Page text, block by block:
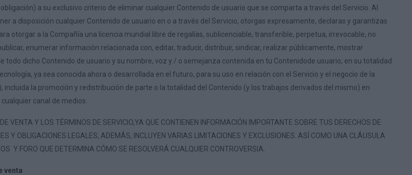
a su exclusivo criterio de eliminar cualquier Contenido de usuario que se comparta a través del Servicio. Al
a disposición cualquier Contenido de usuario en o a través del Servicio, otorgas expresamente, declaras y garantizas
otorgar a la Compañía una licencia mundial libre de regalías, sublicenciable, transferible, perpetua, irrevocable, no
enumerar información relacionada con, editar, traducir, distribuir, sindicar, realizar públicamente, mostrar
todo dicho Contenido de usuario y su nombre, voz y / o semejanza contenida en tu Contenidode usuario, en su totalidad
ya sea conocida ahora o desarrollada en el futuro, para su uso en relación con el Servicio y el negocio de la
incluida la promoción y redistribución de parte o la totalidad del Contenido (y los trabajos derivados del mismo) en
canal de medios.
VENTA Y LOS TÉRMINOS DE SERVICIO,YA QUE CONTIENEN INFORMACIÓN IMPORTANTE SOBRE TUS DERECHOS DE
Y OBLIGACIONES LEGALES, ADEMÁS, INCLUYEN VARIAS LIMITACIONES Y EXCLUSIONES. ASÍ COMO UNA CLÁUSULA
Y FORO QUE DETERMINA CÓMO SE RESOLVERÁ CUALQUIER CONTROVERSIA.
venta